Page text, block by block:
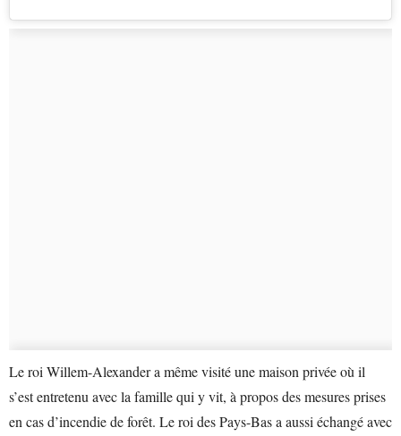
Le roi Willem-Alexander a même visité une maison privée où il
s’est entretenu avec la famille qui y vit, à propos des mesures prises
en cas d’incendie de forêt. Le roi des Pays-Bas a aussi échangé avec